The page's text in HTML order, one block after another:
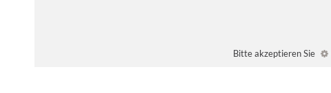
Bitte akzeptieren Sie